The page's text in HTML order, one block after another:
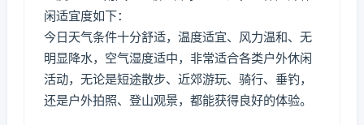
闲适宜度如下：
今日天气条件十分舒适，温度适宜、风力温和、无
明显降水，空气湿度适中，非常适合各类户外休闲
活动，无论是短途散步、近郊游玩、骑行、垂钓，
还是户外拍照、登山观景，都能获得良好的体验。